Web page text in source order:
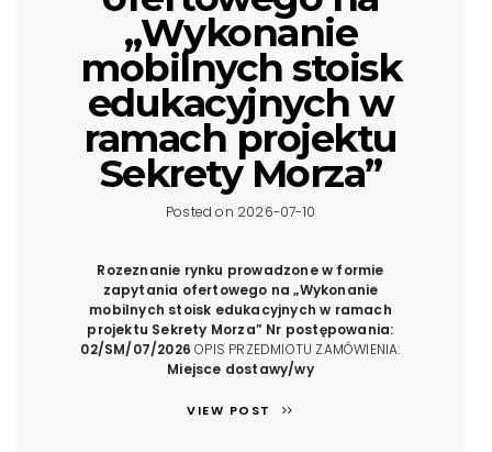
„Wykonanie
mobilnych stoisk
edukacyjnych w
ramach projektu
Sekrety Morza”
Posted on 2026-07-10
Rozeznanie rynku prowadzone w formie
zapytania ofertowego na„Wykonanie
mobilnych stoisk edukacyjnych w ramach
projektu Sekrety Morza” Nr postępowania:
02/SM/07/2026 OPIS PRZEDMIOTU ZAMÓWIENIA:
Miejsce dostawy/wy
VIEW POST